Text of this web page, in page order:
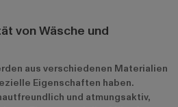
von Wäsche und
aus verschiedenen Materialien
Eigenschaften haben.
und atmungsaktiv,